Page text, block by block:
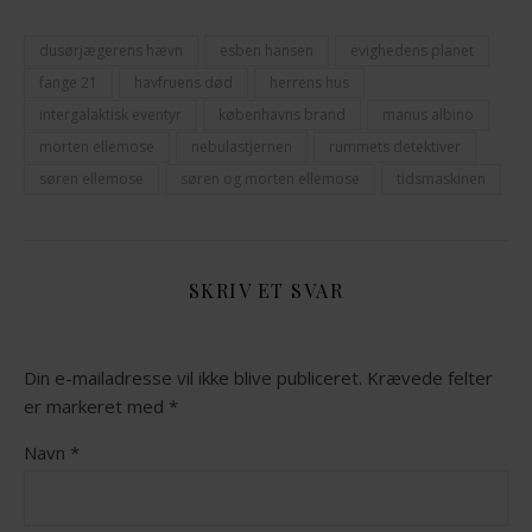
dusørjægerens hævn esben hansen
evighedens planet
fange 21
havfruens død
herrens hus
intergalaktisk eventyr
københavns brand
manus albino
morten ellemose
nebulastjernen
rummets detektiver
søren ellemose
søren og morten ellemose tidsmaskinen
SKRIV ET SVAR
Din e-mailadresse vil ikke blive publiceret. Krævede felter
er markeret med *
Navn *